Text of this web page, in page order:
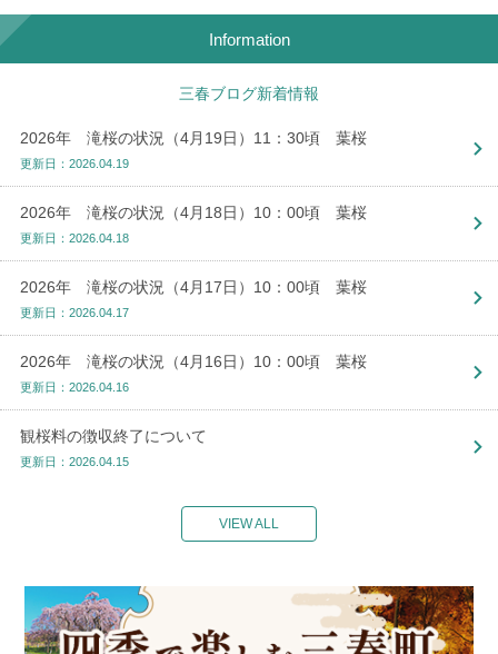
Information
三春ブログ新着情報
2026年 滝桜の状況（4月19日）11：30頃 葉桜
更新日：2026.04.19
2026年 滝桜の状況（4月18日）10：00頃 葉桜
更新日：2026.04.18
2026年 滝桜の状況（4月17日）10：00頃 葉桜
更新日：2026.04.17
2026年 滝桜の状況（4月16日）10：00頃 葉桜
更新日：2026.04.16
観桜料の徴収終了について
更新日：2026.04.15
VIEW ALL